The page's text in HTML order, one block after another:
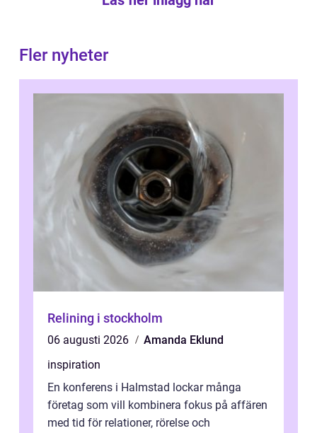
Fler nyheter
Relining i stockholm
06 augusti 2026
Amanda Eklund
inspiration
En konferens i Halmstad lockar många
företag som vill kombinera fokus på affären
med tid för relationer, rörelse och